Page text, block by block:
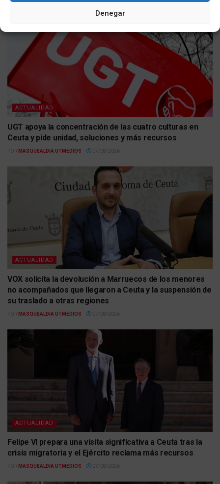
Denegar
ACTUALIDAD
UGT apoya la concentración de las cuatro culturas en
Ceuta y pide unidad, soluciones y más recursos
POR MASQUEALDIA UTMEDIOS 07/08/2026
ACTUALIDAD
VOX solicita la devolución a Marruecos de los menores
no acompañados que llegaron a Ceuta y la suspensión de
su traslado a otras regiones
POR MASQUEALDIA UTMEDIOS 07/08/2026
ACTUALIDAD
Felipe VI prepara una visita significativa a Ceuta tras la
crisis migratoria y el Ejército reclama más recursos
POR MASQUEALDIA UTMEDIOS 07/08/2026